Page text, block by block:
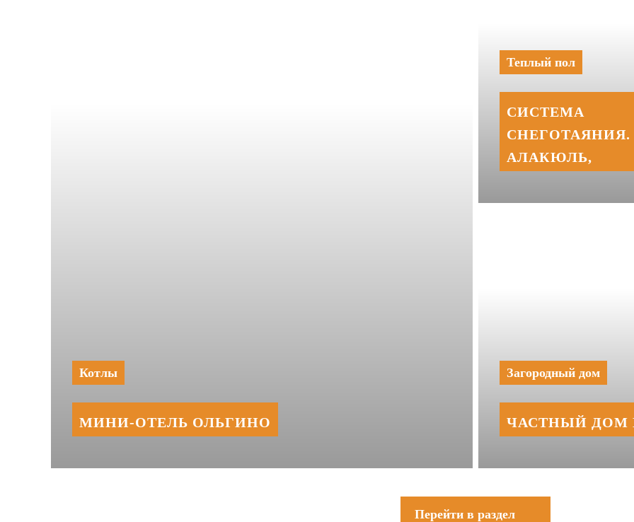
Котлы
МИНИ‑‏ОТЕЛЬ ОЛЬГИНО
Теплый пол
СИСТЕМА
СНЕГОТАЯНИЯ.
АЛАКЮЛЬ,
Загородный дом
ЧАСТНЫЙ ДОМ
Перейти в раздел